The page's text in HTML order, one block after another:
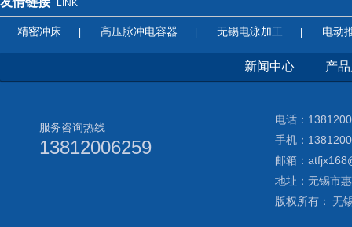
LINK
精密冲床 高压脉冲电容器 无锡电泳加工 电动
新闻中心 产
服务咨询热线
13812006259
电话：
手机：
邮箱：
地址：无锡市
版权所有： 无